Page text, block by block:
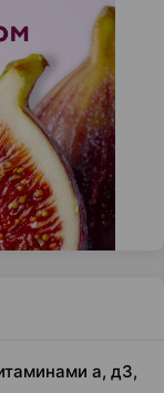
а, д3,